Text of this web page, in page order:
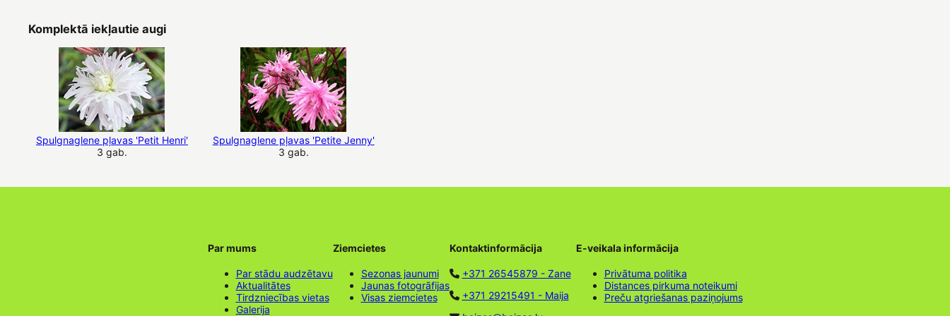
Komplektā iekļautie augi
Spulgnaglene pļavas 'Petit Henri'
3 gab.
Spulgnaglene pļavas 'Petite Jenny'
3 gab.
Par mums
Par stādu audzētavu
Aktualitātes
Tirdzniecības vietas
Galerija
Ziemcietes
Sezonas jaunumi
Jaunas fotogrāfijas
Visas ziemcietes
Kontaktinformācija
+371 26545879 - Zane
+371 29215491 - Maija
E-veikala informācija
Privātuma politika
Distances pirkuma noteikumi
Preču atgriešanas paziņojums